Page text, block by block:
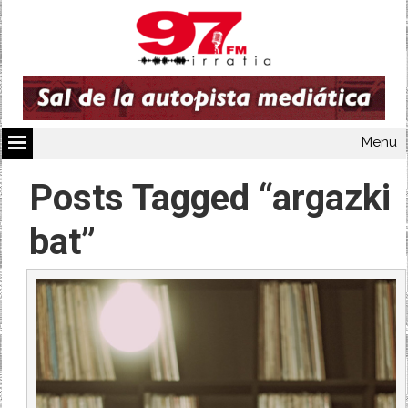
Menu
Posts Tagged “argazki
bat”